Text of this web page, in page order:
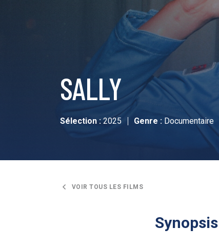
SALLY
Sélection : 2025 Genre : Documentaire
VOIR TOUS LES FILMS
Synopsis